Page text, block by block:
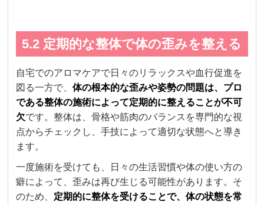
5.2 定期的な整体で体の歪みを整える
自宅でのアロマケアで日々のリラックスや血行促進を
図る一方で、体の根本的な歪みや姿勢の問題は、プロ
である整体の施術によって定期的に整えることが不可
欠です。整体は、骨格や筋肉のバランスを専門的な視
点からチェックし、手技によって適切な状態へと導き
ます。
一度施術を受けても、日々の生活習慣や体の使い方の
癖によって、歪みは再び生じる可能性があります。そ
のため、 定期的に整体を受けることで、体の状態を常